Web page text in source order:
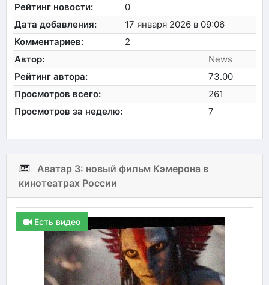
Рейтинг новости:
0
Дата добавления:
17 января 2026 в 09:06
Комментариев:
2
Автор:
News
Рейтинг автора:
73.00
Просмотров всего:
261
Просмотров за неделю:
7
Аватар 3: новый фильм Кэмерона в
кинотеатрах России
Есть видео